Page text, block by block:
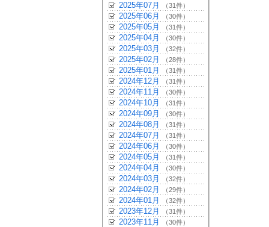
2025年07月 （31件）
2025年06月 （30件）
2025年05月 （31件）
2025年04月 （30件）
2025年03月 （32件）
2025年02月 （28件）
2025年01月 （31件）
2024年12月 （31件）
2024年11月 （30件）
2024年10月 （31件）
2024年09月 （30件）
2024年08月 （31件）
2024年07月 （31件）
2024年06月 （30件）
2024年05月 （31件）
2024年04月 （30件）
2024年03月 （32件）
2024年02月 （29件）
2024年01月 （32件）
2023年12月 （31件）
2023年11月 （30件）